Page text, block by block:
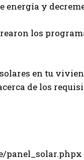
energía y
los
en tu
de los
panel_solar.phpx